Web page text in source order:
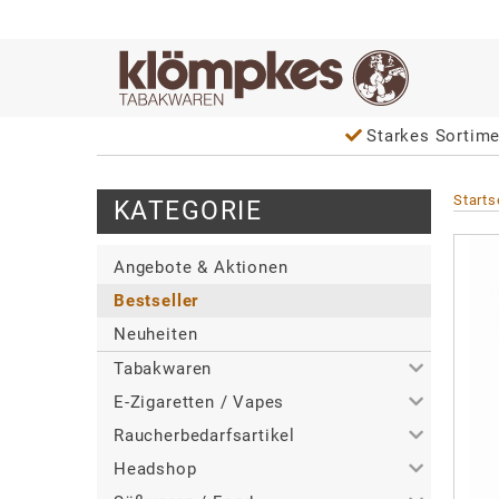
Starkes
KATEGORIE
Angebote & Aktionen
Bestseller
Neuheiten
Tabakwaren
>Alle
>Zigaretten
>Zigarren / Zigarillos
E-Zigaretten / Vapes
>Alle
>Tabakerhitzer
Raucherbedarfsartikel
>Alle
Headshop